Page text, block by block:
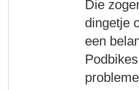
Die
dingetje
een